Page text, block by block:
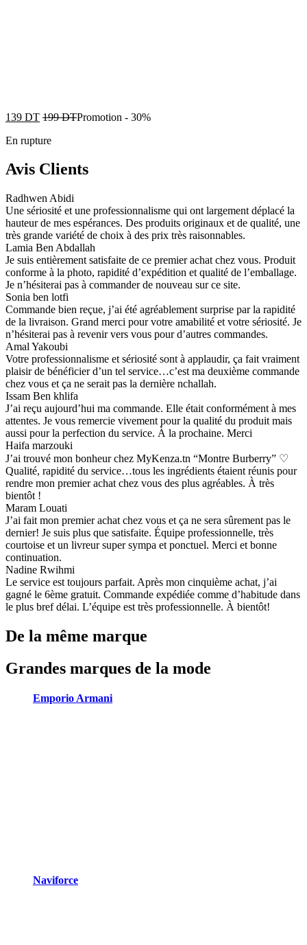
139 DT 199DTPromotion - 30%
En rupture
Avis Clients
Radhwen Abidi
Une sériosité et une professionnalisme qui ont largement déplacé la
hauteur de mes espérances. Des produits originaux et de qualité, une
très grande variété de choix à des prix très raisonnables.
Lamia Ben Abdallah
Je suis entièrement satisfaite de ce premier achat chez vous. Produit
conforme à la photo, rapidité d’expédition et qualité de l’emballage.
Je n’hésiterai pas à commander de nouveau sur ce site.
Sonia ben lotfi
Commande bien reçue, j’ai été agréablement surprise par la rapidité
de la livraison. Grand merci pour votre amabilité et votre sériosité. Je
n’hésiterai pas à revenir vers vous pour d’autres commandes.
Amal Yakoubi
Votre professionnalisme et sériosité sont à applaudir, ça fait vraiment
plaisir de bénéficier d’un tel service…c’est ma deuxième commande
chez vous et ça ne serait pas la dernière nchallah.
Issam Ben khlifa
J’ai reçu aujourd’hui ma commande. Elle était conformément à mes
attentes. Je vous remercie vivement pour la qualité du produit mais
aussi pour la perfection du service. À la prochaine. Merci
Haifa marzouki
J’ai trouvé mon bonheur chez MyKenza.tn “Montre Burberry” ♡
Qualité, rapidité du service…tous les ingrédients étaient réunis pour
rendre mon premier achat chez vous des plus agréables. À très
bientôt !
Maram Louati
J’ai fait mon premier achat chez vous et ça ne sera sûrement pas le
dernier! Je suis plus que satisfaite. Équipe professionnelle, très
courtoise et un livreur super sympa et ponctuel. Merci et bonne
continuation.
Nadine Rwihmi
Le service est toujours parfait. Après mon cinquième achat, j’ai
gagné le 6ème gratuit. Commande expédiée comme d’habitude dans
le plus bref délai. L’équipe est très professionnelle. À bientôt!
De la même marque
Grandes marques de la mode
Emporio Armani
Naviforce